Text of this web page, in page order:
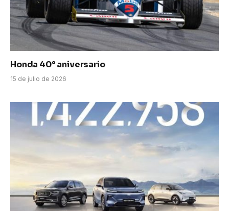
Honda 40° aniversario
15 de julio de 2026